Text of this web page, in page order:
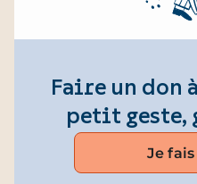
Faire un don
petit geste,
Je